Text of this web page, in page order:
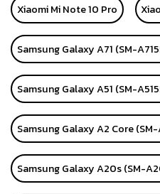
Xiaomi Mi Note 10 Pro
Samsung Galaxy A71 (SM-
Samsung Galaxy A51 (SM-
Samsung Galaxy A2 Core
Samsung Galaxy A20s (SM-